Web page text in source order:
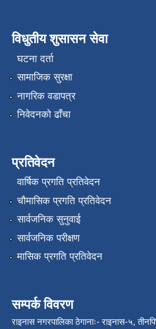
विधुतीय शुसासन सेवा
घटना दर्ता
सामाजिक सुरक्षा
नागरिक वडापत्र
निवेदनको ढाँचा
प्रतिवेदन
वार्षिक प्रगति प्रतिवेदन
चौमासिक प्रगति प्रतिवेदन
सार्वजनिक सुनुवाई
सार्वजनिक परीक्षण
मासिक प्रगति प्रतिवेदन
सम्पर्क विवरण
राइनास नगरपालिका ठेगानाः- राइनास-५,